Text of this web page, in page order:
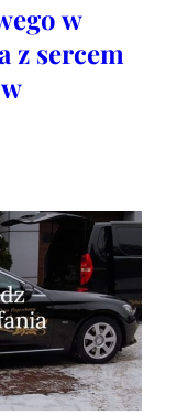
w
z sercem